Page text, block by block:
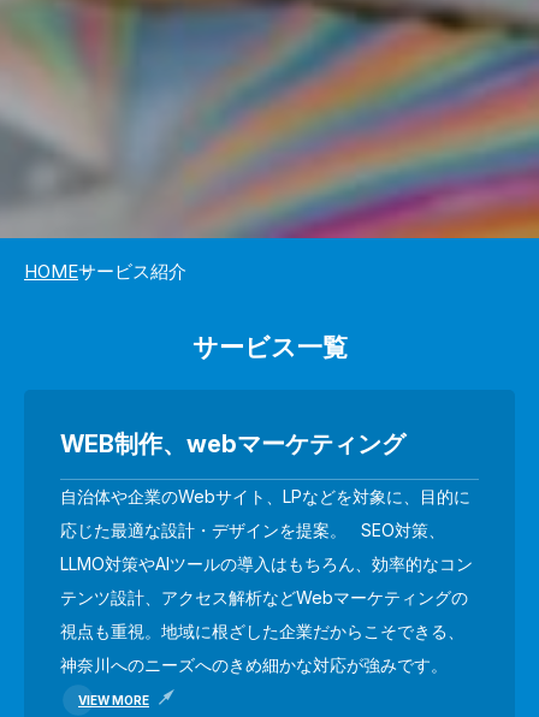
HOMEサービス紹介
サービス一覧
WEB制作、webマーケティング
自治体や企業のWebサイト、LPなどを対象に、目的に
応じた最適な設計・デザインを提案。 SEO対策、
LLMO対策やAIツールの導入はもちろん、効率的なコン
テンツ設計、アクセス解析などWebマーケティングの
視点も重視。地域に根ざした企業だからこそできる、
神奈川へのニーズへのきめ細かな対応が強みです。
VIEW MORE